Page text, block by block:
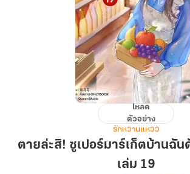
สิ!
ซู
โหลด
ตัวอย่าง
รักหวานแหวว
ตายล่ะสิ! ซูเปอร์มาร์เก็ตบ้านฉัน
เล่ม 19